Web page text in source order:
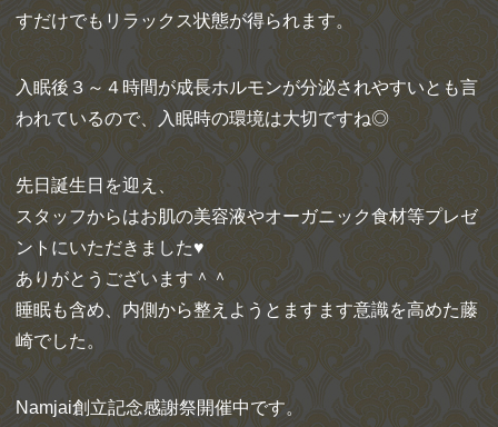
すだけでもリラックス状態が得られます。
入眠後３～４時間が成長ホルモンが分泌されやすいとも言
われているので、入眠時の環境は大切ですね◎
先日誕生日を迎え、
スタッフからはお肌の美容液やオーガニック食材等プレゼ
ントにいただきました♥
ありがとうございます＾＾
睡眠も含め、内側から整えようとますます意識を高めた藤
崎でした。
Namjai創立記念感謝祭開催中です。